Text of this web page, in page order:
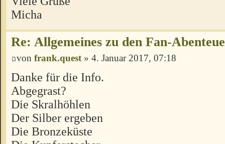
Micha
Re: Allgemeines zu den Fan-
von frank.quest » 4. Januar 2017, 07:18
Danke für die Info.
Abgegrast?
Die Skralhöhlen
Der Silber ergeben
Die Bronzeküste